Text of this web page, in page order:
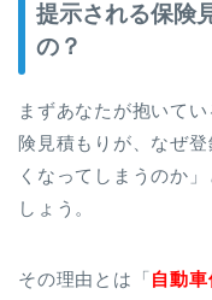
提示される保険
の？
まずあなたが抱いて
険見積もりが、なぜ
くなってしまうのか
しょう。
その理由とは「自動